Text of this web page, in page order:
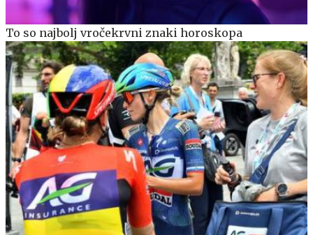
To so najbolj vročekrvni znaki horoskopa